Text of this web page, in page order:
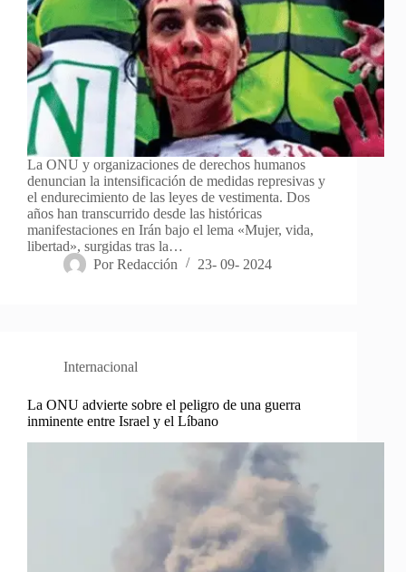
La ONU y organizaciones de derechos humanos
denuncian la intensificación de medidas represivas y
el endurecimiento de las leyes de vestimenta. Dos
años han transcurrido desde las históricas
manifestaciones en Irán bajo el lema «Mujer, vida,
libertad», surgidas tras la…
Por Redacción 23- 09- 2024
Internacional
La ONU advierte sobre el peligro de una guerra
inminente entre Israel y el Líbano